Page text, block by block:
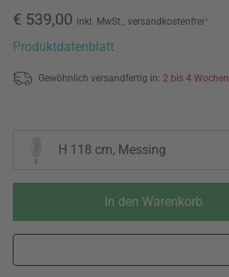
€ 539,00 inkl. MwSt., versandkostenfrei*
Produktdatenblatt
Gewöhnlich versandfertig in: 2 bis 4 Wochen
H 118 cm, Messing
In den Warenkorb